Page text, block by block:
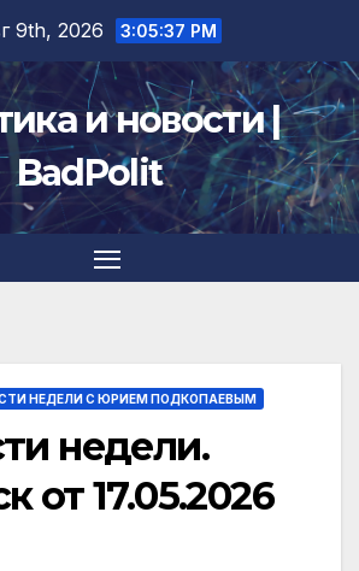
9th, 2026 3:05:38 PM
и новости |
BadPolit
НЕДЕЛИ С ЮРИЕМ ПОДКОПАЕВЫМ
недели.
от 17.05.2026